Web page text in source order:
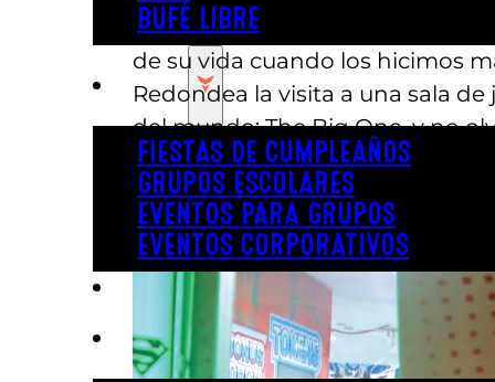
BUFÉ LIBRE
FIESTA
FIESTAS DE CUMPLEAÑOS
GRUPOS ESCOLARES
EVENTOS PARA GRUPOS
EVENTOS CORPORATIVOS
PRECIOS
nuestras pantallas gigantes,
de su vida cuando los hicimos
Redondea la visita a una sala
del mundo: The Big One, y no